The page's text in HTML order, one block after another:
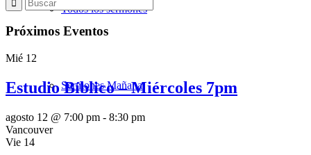
Todos los sermones
Sermones Mañana
Próximos Eventos
Mié 12
Estudio Bíblico – Miércoles 7pm
agosto 12 @ 7:00 pm - 8:30 pm
Vancouver
Vie 14